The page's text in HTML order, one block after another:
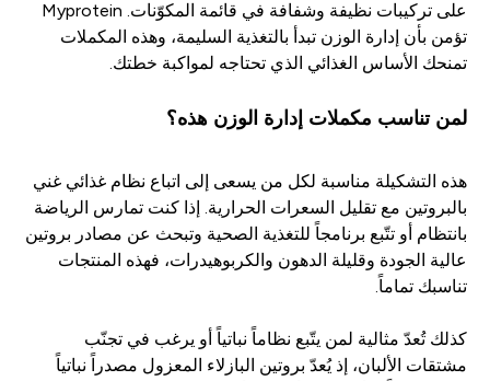
على تركيبات نظيفة وشفافة في قائمة المكوّنات. Myprotein
تؤمن بأن إدارة الوزن تبدأ بالتغذية السليمة، وهذه المكملات
تمنحك الأساس الغذائي الذي تحتاجه لمواكبة خطتك.
لمن تناسب مكملات إدارة الوزن هذه؟
هذه التشكيلة مناسبة لكل من يسعى إلى اتباع نظام غذائي غني
بالبروتين مع تقليل السعرات الحرارية. إذا كنت تمارس الرياضة
بانتظام أو تتّبع برنامجاً للتغذية الصحية وتبحث عن مصادر بروتين
عالية الجودة وقليلة الدهون والكربوهيدرات، فهذه المنتجات
تناسبك تماماً.
كذلك تُعدّ مثالية لمن يتّبع نظاماً نباتياً أو يرغب في تجنّب
مشتقات الألبان، إذ يُعدّ بروتين البازلاء المعزول مصدراً نباتياً